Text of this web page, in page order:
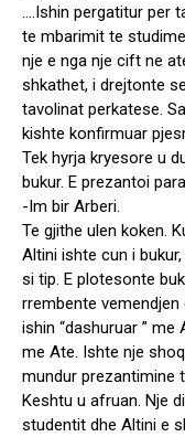
….Ishin pergatitur per
te mbarimit te
nje e nga nje cift ne
shkathet, i drejtonte
tavolinat perkatese.
kishte konfirmuar
Tek hyrja kryesore u
bukur. E prezantoi
-Im bir Arberi.
Te gjithe ulen koken.
Altini ishte cun i
si tip. E plotesonte
rrembente
ishin “dashuruar ”
me Ate. Ishte nje
mundur prezantimine
Keshtu u afruan. Nje
studentit dhe Altini e